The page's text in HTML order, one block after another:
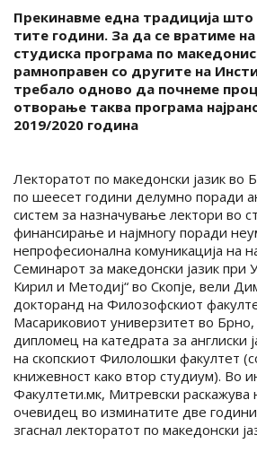
Прекинавме една традиција што
тите години. За да се вратиме
студиска програма по
рамноправен со другите на
требало одново да почнеме
отворање таква програма
2019/2020 година
Лекторатот по македонски јазик во
по шеесет години делумно поради
систем за назначување лектори во
финансирање и најмногу поради
непрофесионална комуникација на
Семинарот за македонски јазик при
Кирил и Методиј“ во Скопје, вели
докторанд на Филозофскиот
Масариковиот универзитет во
дипломец на катедрата за англиски
на скопскиот Филолошки факултет
книжевност како втор студиум). Во
Факултети.мк, Митревски раскажува
очевидец во изминатите две години
згаснал лекторатот по македонски